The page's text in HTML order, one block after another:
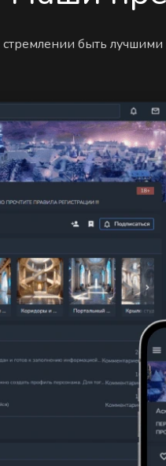
быть лучшими